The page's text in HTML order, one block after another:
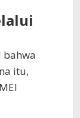
bahwa
itu,